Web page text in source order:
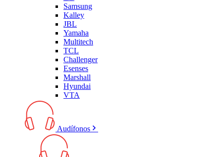
Samsung
Kalley
JBL
Yamaha
Multitech
TCL
Challenger
Esenses
Marshall
Hyundai
VTA
Audífonos